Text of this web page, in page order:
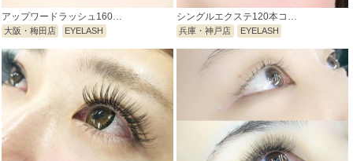
アップワードラッシュ160…
大阪・梅田店 EYELASH
シングルエクステ120本コ…
兵庫・神戸店 EYELASH